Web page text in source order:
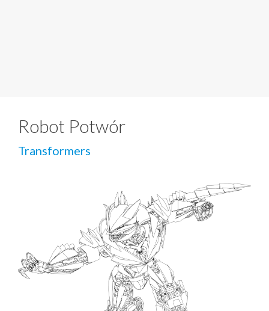
Robot Potwór
Transformers